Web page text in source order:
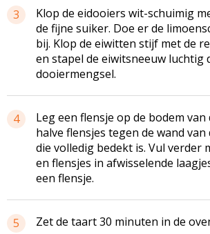
3
Klop de eidooiers wit-schuimig
de fijne suiker. Doe er de
bij. Klop de eiwitten stijf met de
en stapel de eiwitsneeuw luchtig
dooiermengsel.
4
Leg een flensje op de bodem
halve flensjes tegen de wand
die volledig bedekt is. Vul verder
en flensjes in afwisselende
een flensje.
5 Zet de taart 30 minuten in de